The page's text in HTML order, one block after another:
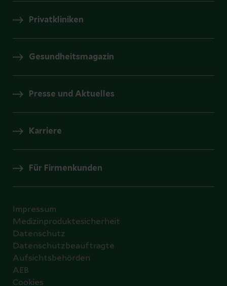
Privatkliniken
Gesundheitsmagazin
Presse und Aktuelles
Karriere
Für Firmenkunden
Impressum
Medizinproduktesicherheit
Datenschutz
Datenschutzbeauftragte
Aufsichtsbehörden
AEB
Cookies